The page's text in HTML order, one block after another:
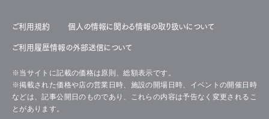
ご利用規約 個人の情報に関わる情報の取り扱いについて
ご利用履歴情報の外部送信について
※当サイトに記載の価格は原則、総額表示です。
※掲載された価格や店の営業日時、施設の開場日時、イベントの開催日時
などは、記事公開日のものであり、これらの内容は予告なく変更されるこ
とがあります。